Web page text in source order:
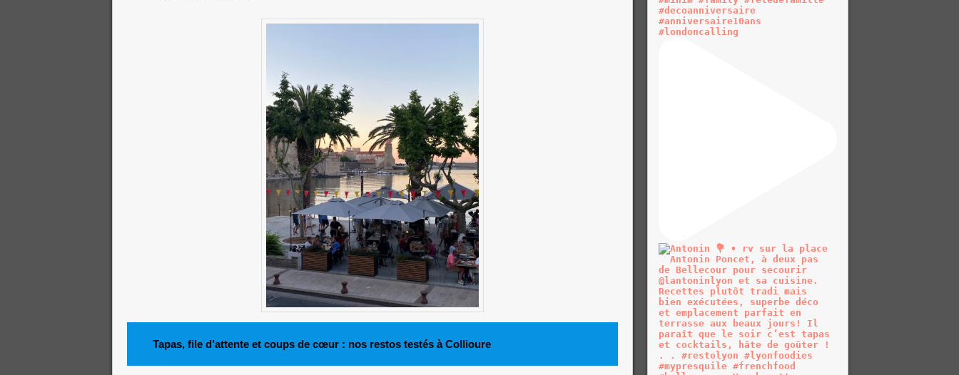
Tapas, file d’attente et coups de cœur : nos restos testés à Collioure